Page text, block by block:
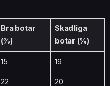
Bra botar
(%)
Skadliga
botar (%)
15 19
22 20